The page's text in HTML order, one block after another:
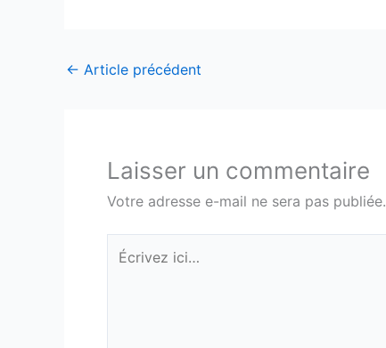
← Article précédent
Laisser un commentaire
Votre adresse e-mail ne sera pas publiée.
Écrivez
ici…